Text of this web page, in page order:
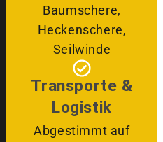
Baumschere,
Heckenschere,
Seilwinde
Transporte &
Logistik
Abgestimmt auf